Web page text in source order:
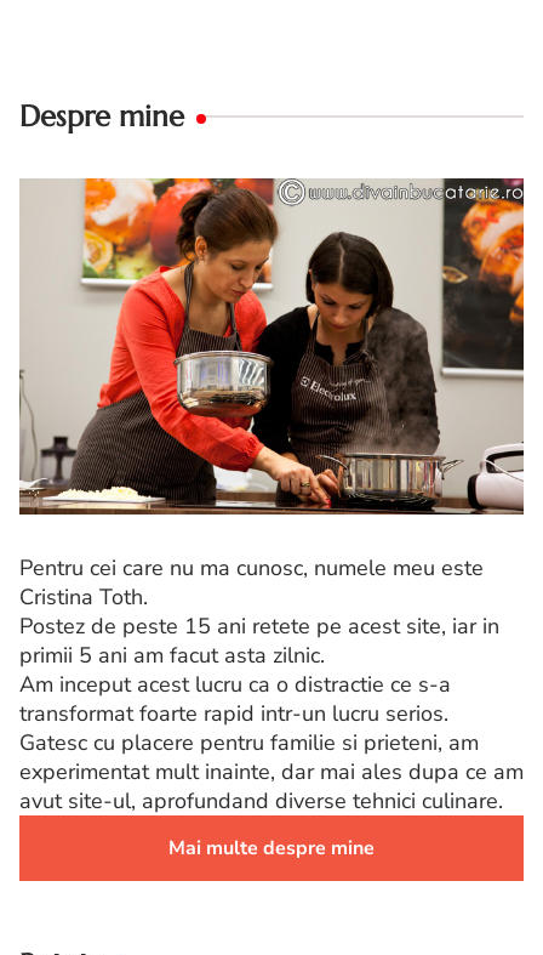
Despre mine
Pentru cei care nu ma cunosc, numele meu este
Cristina Toth.
Postez de peste 15 ani retete pe acest site, iar in
primii 5 ani am facut asta zilnic.
Am inceput acest lucru ca o distractie ce s-a
transformat foarte rapid intr-un lucru serios.
Gatesc cu placere pentru familie si prieteni, am
experimentat mult inainte, dar mai ales dupa ce am
avut site-ul, aprofundand diverse tehnici culinare.
Mai multe despre mine